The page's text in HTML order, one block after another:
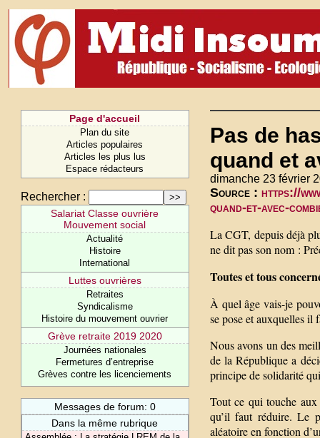
Page d'accueil
Plan du site
Articles populaires
Articles les plus lus
Espace rédacteurs
Rechercher :
Salariat Classe ouvrière
Mouvement social
Actualité
Histoire
International
Luttes ouvrières
Retraites
Syndicalisme
Histoire du mouvement ouvrier
Grève retraite 2019 2020
Journées nationales
Fermetures d’entreprise
Grèves contre les licenciements
Messages de forum: 0
Dans la même rubrique
Pas de
quand et
dimanche 23 février
Source : https://
quand-et-avec-
La CGT, depuis déjà
ne dit pas son nom :
Toutes et tous
À quel âge vais-je
se pose et auxquelles il
Nous avons un des
de la République a
principe de solidarité
Tout ce qui touche aux
qu’il faut réduire. Le
aléatoire en fonction